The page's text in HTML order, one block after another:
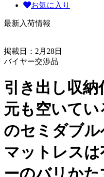
お気に入り
最新入荷情報
掲載日：2月28日
バイヤー交渉品
引き出し収
元も空いてい
のセミダブル
マットレスは